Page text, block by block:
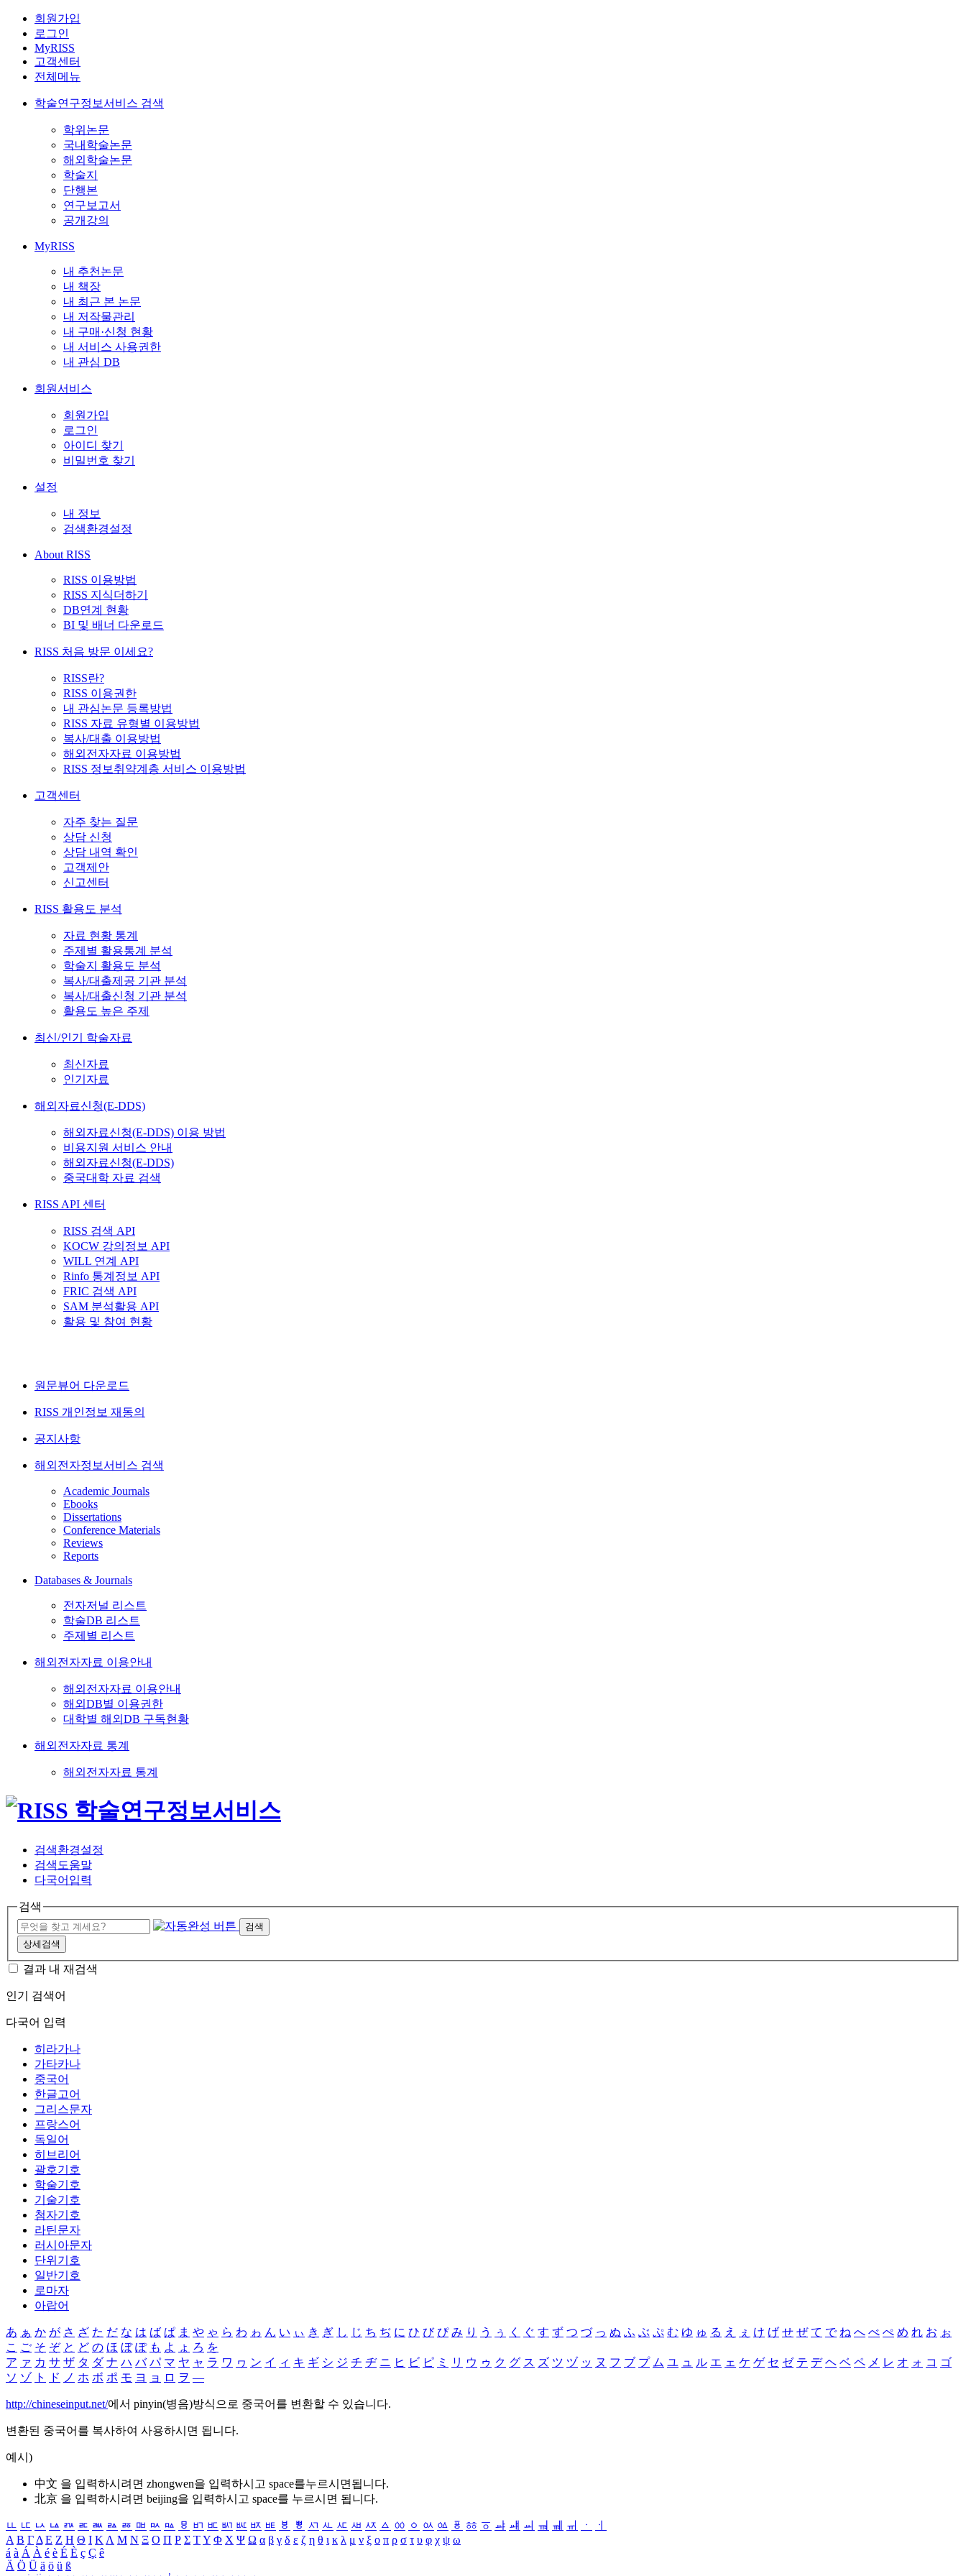
회원가입
로그인
MyRISS
고객센터
전체메뉴
학술연구정보서비스 검색
학위논문
국내학술논문
해외학술논문
학술지
단행본
연구보고서
공개강의
MyRISS
내 추천논문
내 책장
내 최근 본 논문
내 저작물관리
내 구매·신청 현황
내 서비스 사용권한
내 관심 DB
회원서비스
회원가입
로그인
아이디 찾기
비밀번호 찾기
설정
내 정보
검색환경설정
About RISS
RISS 이용방법
RISS 지식더하기
DB연계 현황
BI 및 배너 다운로드
RISS 처음 방문 이세요?
RISS란?
RISS 이용권한
내 관심논문 등록방법
RISS 자료 유형별 이용방법
복사/대출 이용방법
해외전자자료 이용방법
RISS 정보취약계층 서비스 이용방법
고객센터
자주 찾는 질문
상담 신청
상담 내역 확인
고객제안
신고센터
RISS 활용도 분석
자료 현황 통계
주제별 활용통계 분석
학술지 활용도 분석
복사/대출제공 기관 분석
복사/대출신청 기관 분석
활용도 높은 주제
최신/인기 학술자료
최신자료
인기자료
해외자료신청(E-DDS)
해외자료신청(E-DDS) 이용 방법
비용지원 서비스 안내
해외자료신청(E-DDS)
중국대학 자료 검색
RISS API 센터
RISS 검색 API
KOCW 강의정보 API
WILL 연계 API
Rinfo 통계정보 API
FRIC 검색 API
SAM 분석활용 API
활용 및 참여 현황
원문뷰어 다운로드
RISS 개인정보 재동의
공지사항
해외전자정보서비스 검색
Academic Journals
Ebooks
Dissertations
Conference Materials
Reviews
Reports
Databases & Journals
전자저널 리스트
학술DB 리스트
주제별 리스트
해외전자자료 이용안내
해외전자자료 이용안내
해외DB별 이용권한
대학별 해외DB 구독현황
해외전자자료 통계
해외전자자료 통계
검색환경설정
검색도움말
다국어입력
검색
검색
상세검색
결과 내 재검색
인기 검색어
다국어 입력
히라가나
가타카나
중국어
한글고어
그리스문자
프랑스어
독일어
히브리어
괄호기호
학술기호
기술기호
첨자기호
라틴문자
러시아문자
단위기호
일반기호
로마자
아랍어
あ ぁ か が さ ざ た だ な は ば ぱ ま や ゃ ら わ ゎ ん い ぃ き ぎ し じ ち ぢ に ひ び ぴ み り う ぅ く ぐ す ず つ づ っ ぬ ふ ぶ ぷ む ゆ ゅ る え ぇ け げ せ ぜ て で ね へ べ ぺ め れ お ぉ
こ ご そ ぞ と ど の ほ ぼ ぽ も よ ょ ろ を
ア ァ カ サ ザ タ ダ ナ ハ バ パ マ ヤ ャ ラ ワ ヮ ン イ ィ キ ギ シ ジ チ ヂ ニ ヒ ビ ピ ミ リ ウ ゥ ク グ ス ズ ツ ヅ ッ ヌ フ ブ プ ム ユ ュ ル エ ェ ケ ゲ セ ゼ テ デ ヘ ベ ペ メ レ オ ォ コ ゴ
ソ ゾ ト ド ノ ホ ボ ポ モ ヨ ョ ロ ヲ ―
http://chineseinput.net/에서 pinyin(병음)방식으로 중국어를 변환할 수 있습니다.
변환된 중국어를 복사하여 사용하시면 됩니다.
예시)
中文 을 입력하시려면 zhongwen을 입력하시고 space를누르시면됩니다.
北京 을 입력하시려면 beijing을 입력하시고 space를 누르시면 됩니다.
ㅥ ㅦ ㅧ ㅨ ㅩ ㅪ ㅫ ㅬ ㅭ ㅮ ㅯ ㅰ ㅱ ㅲ ㅳ ㅴ ㅵ ㅶ ㅷ ㅸ ㅹ ㅺ ㅻ ㅼ ㅽ ㅾ ㅿ ㆀ ㆁ ㆂ ㆃ ㆄ ㆅ ㆆ ㆇ ㆈ ㆉ ㆊ ㆋ ㆌ ㆍ
ㆎ
Α Β ΓΔ Ε Ζ Η Θ Ι ΚΛ Μ Ν Ξ Ο Π Ρ Σ ΤΥ Φ Χ Ψ Ω α β γ δ ε ζ η θ ι κ λ μ ν ξ ο π ρ σ τ υ φ χ ψ ω
á à Á À é è É È ç Ç ê
Ä Ö Ü ä ö ü ß